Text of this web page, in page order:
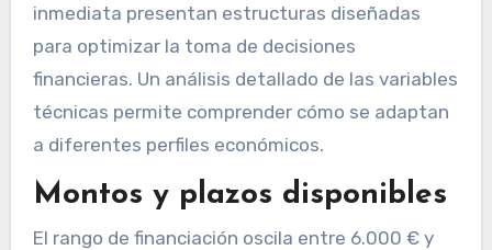
inmediata presentan estructuras diseñadas
para optimizar la toma de decisiones
financieras. Un análisis detallado de las variables
técnicas permite comprender cómo se adaptan
a diferentes perfiles económicos.
Montos y plazos disponibles
El rango de financiación oscila entre 6.000 € y